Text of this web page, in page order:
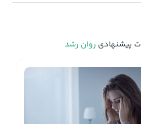
پیشنهادی روان رشد